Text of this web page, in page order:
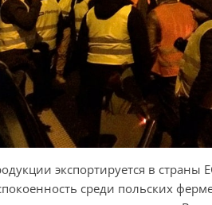
экспортируется в страны
среди польских